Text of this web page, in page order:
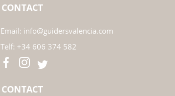
CONTACT
Email: info@guidersvalencia.com
Telf: +34 606 374 582
CONTACT